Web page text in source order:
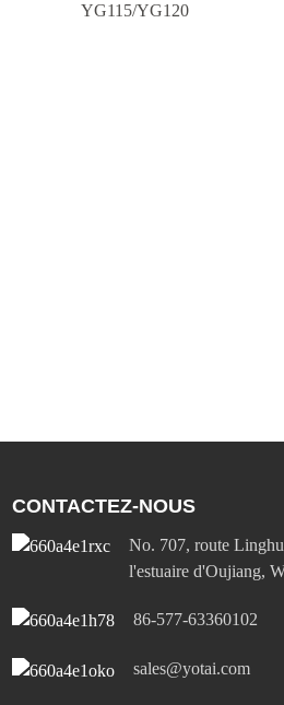
YG115/YG120
CONTACTEZ-NOUS
No. 707, route
l'estuaire d'Oujiang,
86-577-63360102
sales@yotai.com